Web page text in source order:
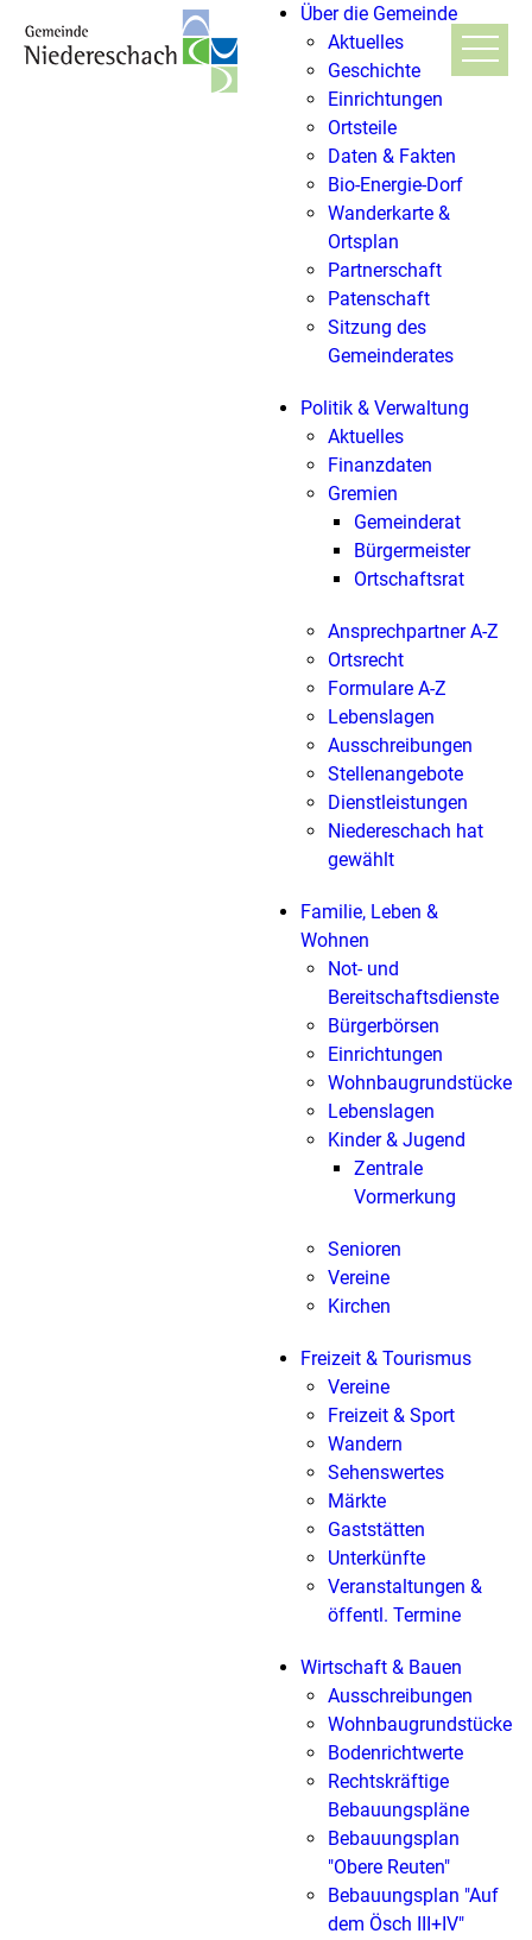
Über die Gemeinde
Aktuelles
Geschichte
Einrichtungen
Ortsteile
Daten & Fakten
Bio-Energie-Dorf
Wanderkarte &
Ortsplan
Partnerschaft
Patenschaft
Sitzung des
Gemeinderates
Politik & Verwaltung
Aktuelles
Finanzdaten
Gremien
Gemeinderat
Bürgermeister
Ortschaftsrat
Ansprechpartner A-Z
Ortsrecht
Formulare A-Z
Lebenslagen
Ausschreibungen
Stellenangebote
Dienstleistungen
Niedereschach hat
gewählt
Familie, Leben &
Wohnen
Not- und
Bereitschaftsdienste
Bürgerbörsen
Einrichtungen
Wohnbaugrundstücke
Lebenslagen
Kinder & Jugend
Zentrale
Vormerkung
Senioren
Vereine
Kirchen
Freizeit & Tourismus
Vereine
Freizeit & Sport
Wandern
Sehenswertes
Märkte
Gaststätten
Unterkünfte
Veranstaltungen &
öffentl. Termine
Wirtschaft & Bauen
Ausschreibungen
Wohnbaugrundstücke
Bodenrichtwerte
Rechtskräftige
Bebauungspläne
Bebauungsplan
"Obere Reuten"
Bebauungsplan "Auf
dem Ösch III+IV"